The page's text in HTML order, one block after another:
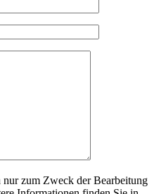
nur zum Zweck der Bearbeitung